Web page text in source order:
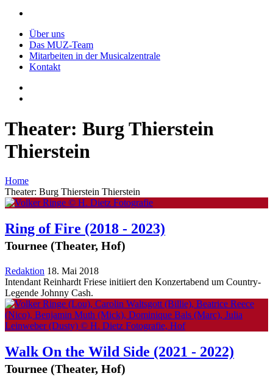
Über uns
Das MUZ-Team
Mitarbeiten in der Musicalzentrale
Kontakt
Theater: Burg Thierstein
Thierstein
Home
Theater: Burg Thierstein Thierstein
Ring of Fire (2018 - 2023)
Tournee (Theater, Hof)
Redaktion 18. Mai 2018
Intendant Reinhardt Friese in­i­ti­ie­rt den Konzertabend um Country-
Legende Johnny Cash.
Walk On the Wild Side (2021 - 2022)
Tournee (Theater, Hof)